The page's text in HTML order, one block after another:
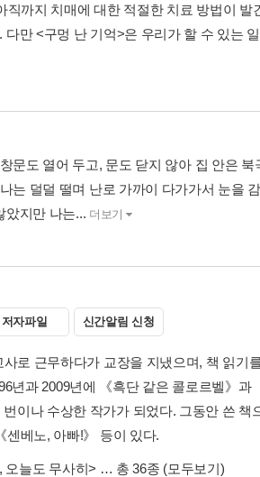
까지 치매에 대한 적절한 치료 방법이 발
만 <구멍 난 기억>은 우리가 할 수 있는
문도 열어 두고, 문도 닫지 않아 집 안은 북
는 덜덜 떨며 난로 가까이 다가가서 눈을
았지만 나는... 더보기
저자파일 신간알림 신청
로 근무하다가 교장을 지냈으며, 책 읽기
년과 2009년에 《흑단 같은 콜로르벨》과
이나 수상한 작가가 되었다. 그동안 쓴 책
센베노, 아빠!》 등이 있다.
오늘도 무사히> … 총 36종 (모두보기)